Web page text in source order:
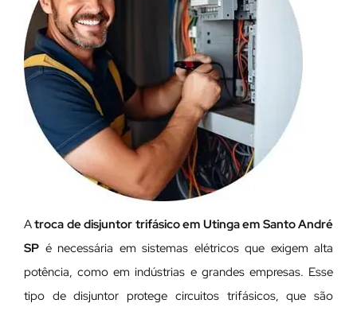
Atroca de disjuntor trifásico em Utinga em Santo André
SP é necessária em sistemas elétricos que exigem alta
potência, como em indústrias e grandes empresas. Esse
tipo de disjuntor protege circuitos trifásicos, que são